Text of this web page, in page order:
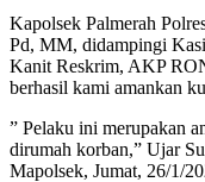
Kapolsek Palmerah
Pd, MM, didampingi
Kanit Reskrim, AKP
berhasil kami amankan
” Pelaku ini merupakan
dirumah korban,” Ujar
Mapolsek, Jumat, 26/1/